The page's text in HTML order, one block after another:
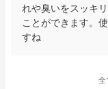
れや臭いをスッキ
ことができます。
すね
全